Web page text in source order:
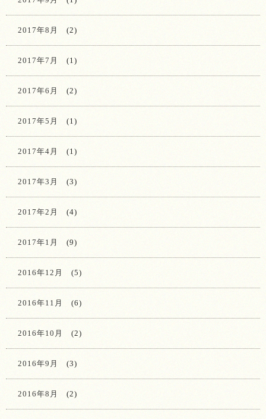
2017年8月 (2)
2017年7月 (1)
2017年6月 (2)
2017年5月 (1)
2017年4月 (1)
2017年3月 (3)
2017年2月 (4)
2017年1月 (9)
2016年12月 (5)
2016年11月 (6)
2016年10月 (2)
2016年9月 (3)
2016年8月 (2)